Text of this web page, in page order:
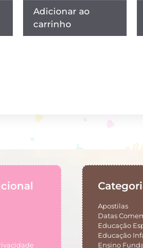
Adicionar ao
carrinho
Apostilas
Datas
Educação
Educação
Ensino